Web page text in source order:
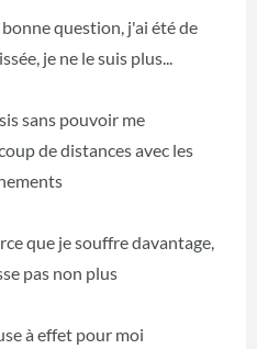
question, j'ai été de
je ne le suis plus...
sans pouvoir me
de distances avec les
que je souffre davantage,
pas non plus
à effet pour moi